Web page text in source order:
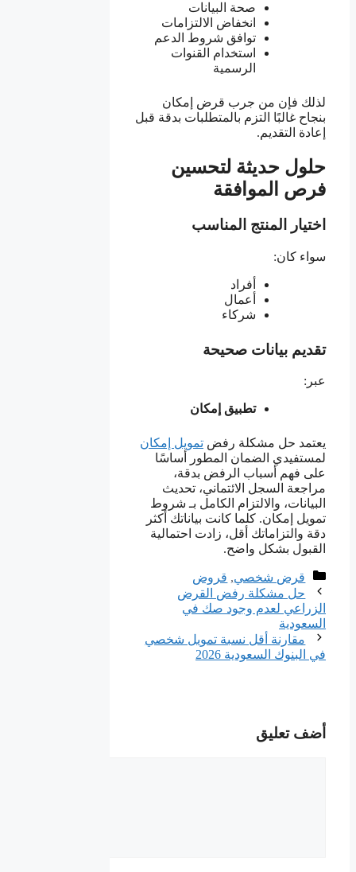
صحة البيانات
انخفاض الالتزامات
توافق شروط الدعم
استخدام القنوات
الرسمية
لذلك فإن من جرب قرض إمكان
بنجاح غالبًا التزم بالمتطلبات بدقة قبل
إعادة التقديم.
حلول حديثة لتحسين
فرص الموافقة
اختيار المنتج المناسب
سواء كان:
أفراد
أعمال
شركاء
تقديم بيانات صحيحة
عبر:
تطبيق إمكان
يعتمد حل مشكلة رفض تمويل إمكان
لمستفيدي الضمان المطور أساسًا
على فهم أسباب الرفض بدقة،
مراجعة السجل الائتماني، تحديث
البيانات، والالتزام الكامل بـ شروط
تمويل إمكان. كلما كانت بياناتك أكثر
دقة والتزاماتك أقل، زادت احتمالية
القبول بشكل واضح.
التصنيفات
قرض شخصي, قروض
حل مشكلة رفض القرض
الزراعي لعدم وجود صك في
السعودية
مقارنة أقل نسبة تمويل شخصي
في البنوك السعودية 2026
أضف تعليق